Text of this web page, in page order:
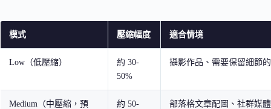
模式 壓縮幅度 適合情境
Low（低壓縮）
約 30-
50%
攝影作品、需要保留細節
Medium（中壓縮，預
約 50-
部落格文章配圖、社群媒